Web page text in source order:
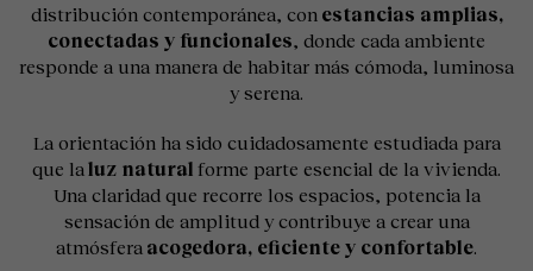
distribución contemporánea, con estancias amplias,
conectadas y funcionales, donde cada ambiente
responde a una manera de habitar más cómoda, luminosa
y serena.
La orientación ha sido cuidadosamente estudiada para
que la luz natural forme parte esencial de la vivienda.
Una claridad que recorre los espacios, potencia la
sensación de amplitud y contribuye a crear una
atmósfera acogedora, eficiente y confortable.